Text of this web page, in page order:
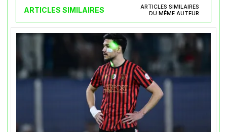
ARTICLES SIMILAIRES
ARTICLES SIMILAIRES
DU MÊME AUTEUR